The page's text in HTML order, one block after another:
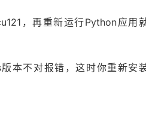
，再重新运行Python应用
本不对报错，这时你重新安